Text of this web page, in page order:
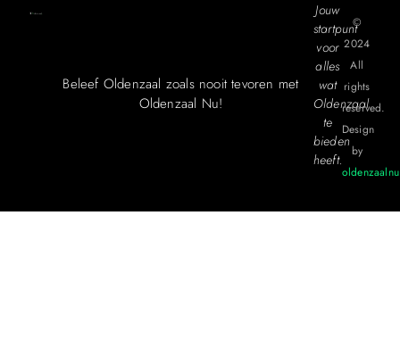
Beleef Oldenzaal zoals nooit tevoren met
Oldenzaal Nu!
Jouw
startpunt
voor
alles
wat
Oldenzaal
te
bieden
heeft.
©
2024
All
rights
reserved.
Design
by